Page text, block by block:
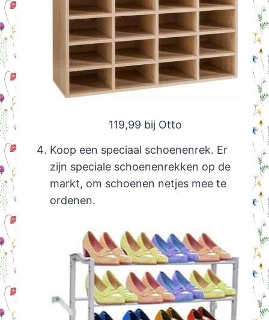
119,99 bij Otto
Koop een speciaal schoenenrek. Er
zijn speciale schoenenrekken op de
markt, om schoenen netjes mee te
ordenen.